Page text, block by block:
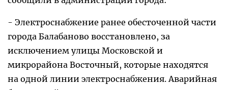
- Электроснабжение ранее обесточенной части
города Балабаново восстановлено, за
исключением улицы Московской и
микрорайона Восточный, которые находятся
на одной линии электроснабжения. Аварийная